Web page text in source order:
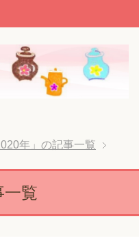
年」の記事一覧
一覧